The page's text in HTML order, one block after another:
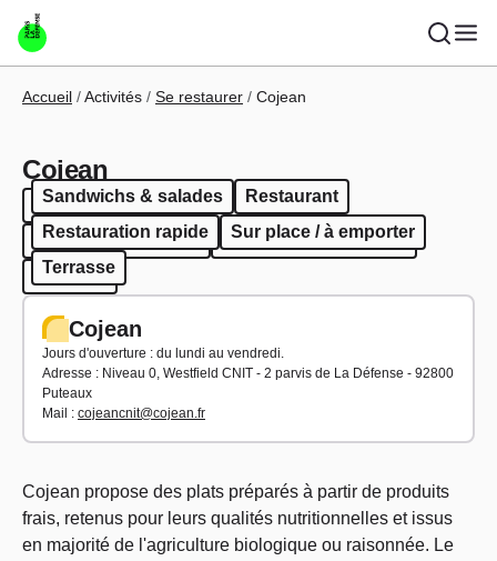
Aller au contenu principal
Fil d'Ariane
Accueil Activités Se restaurer Cojean
Cojean
Sandwichs & salades
Restaurant
Restauration rapide
Sur place / à emporter
Terrasse
Sandwichs & salades
Restaurant
Restauration rapide
Sur place / à emporter
Terrasse
Cojean
Jours d'ouverture : du lundi au vendredi.
Adresse : Niveau 0, Westfield CNIT - 2 parvis de La Défense - 92800
Puteaux
Mail : cojeancnit@cojean.fr
Cojean propose des plats préparés à partir de produits
frais, retenus pour leurs qualités nutritionnelles et issus
en majorité de l'agriculture biologique ou raisonnée. Le